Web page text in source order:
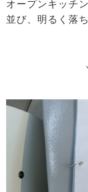
オープンキッチ
並び、明るく落